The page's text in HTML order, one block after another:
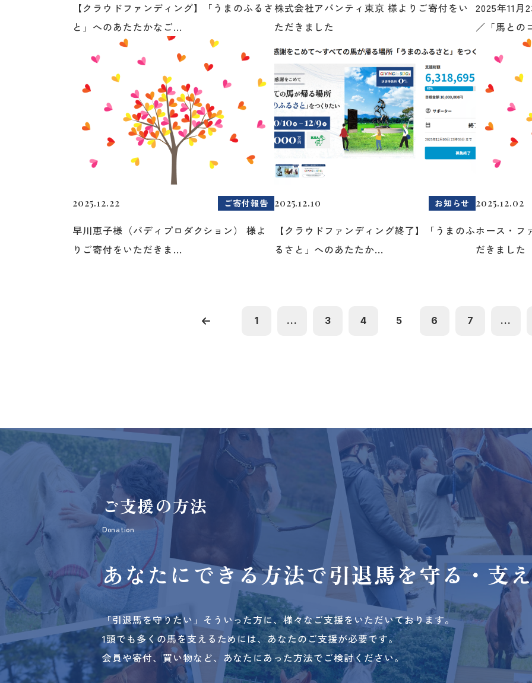
【クラウドファンディング】「うまのふるさ
と」へのあたたかなご...
株式会社アバンティ東京 様よりご寄付をい
ただきました
2025年11月
／「馬との
2025.12.22 ご寄付報告
早川恵子様（バディプロダクション） 様よ
りご寄付をいただきま...
2025.12.10 お知らせ
【クラウドファンディング終了】「うまのふ
るさと」へのあたたか...
2025.12.02
ホース・フ
だきました
1 ... 3 4 5 6 7 ...
ご支援の方法
Donation
あなたにできる方法で引退馬を守る・支
「引退馬を守りたい」そういった方に、様々なご支援をいただいております。
1頭でも多くの馬を支えるためには、あなたのご支援が必要です。
会員や寄付、買い物など、あなたにあった方法でご検討ください。